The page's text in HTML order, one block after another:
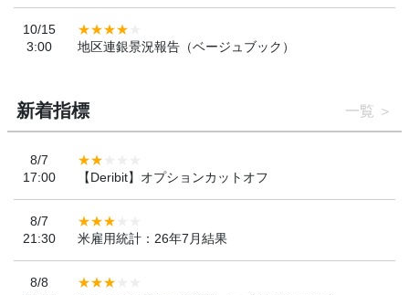
10/15
3:00
地区連銀景況報告（ベージュブック）
新着指標 一覧
8/7
17:00
【Deribit】オプションカットオフ
8/7
21:30
米雇用統計：26年7月結果
8/8